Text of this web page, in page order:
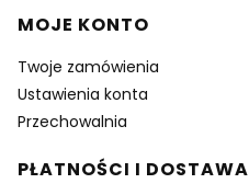
MOJE KONTO
Twoje zamówienia
Ustawienia konta
Przechowalnia
PŁATNOŚCI I DOSTAWA